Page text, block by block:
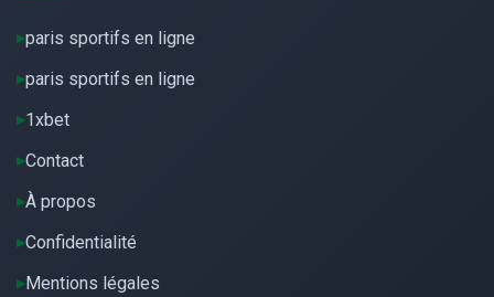
paris sportifs en ligne
paris sportifs en ligne
1xbet
Contact
À propos
Confidentialité
Mentions légales